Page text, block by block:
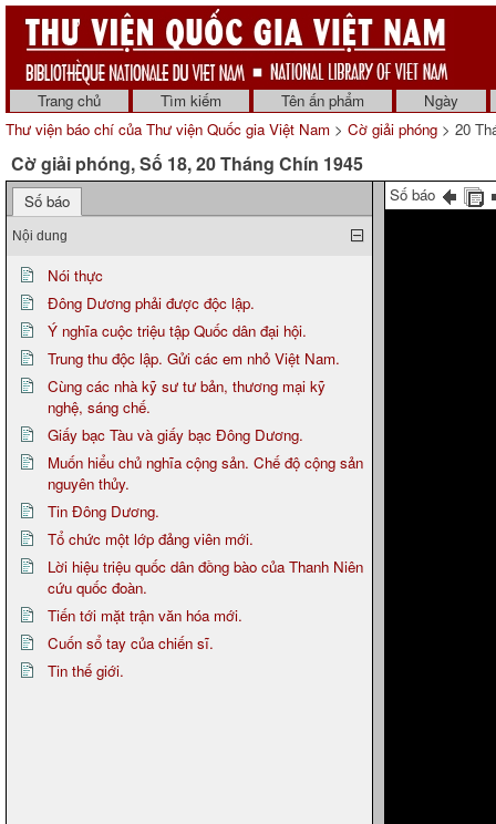
Trang chủ Tìm kiếm Tên ấn phẩm
Ngày
Thư viện báo chí của Thư viện Quốc gia Việt Nam > Cờ giải phóng > 20
Cờ giải phóng, Số 18, 20 Tháng Chín 1945
Số báo
Nội dung
Nói thực
Đông Dương phải được độc lập.
Ý nghĩa cuộc triệu tập Quốc dân đại hội.
Trung thu độc lập. Gửi các em nhỏ Việt Nam.
Cùng các nhà kỹ sư tư bản, thương mại kỹ
nghệ, sáng chế.
Giấy bạc Tàu và giấy bạc Đông Dương.
Muốn hiểu chủ nghĩa cộng sản. Chế độ cộng sản
nguyên thủy.
Tin Đông Dương.
Tổ chức một lớp đảng viên mới.
Lời hiệu triệu quốc dân đồng bào của Thanh Niên
cứu quốc đoàn.
Tiến tới mặt trận văn hóa mới.
Cuốn sổ tay của chiến sĩ.
Tin thế giới.
Số báo